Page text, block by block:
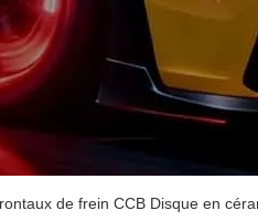
de frein CCB Disque en